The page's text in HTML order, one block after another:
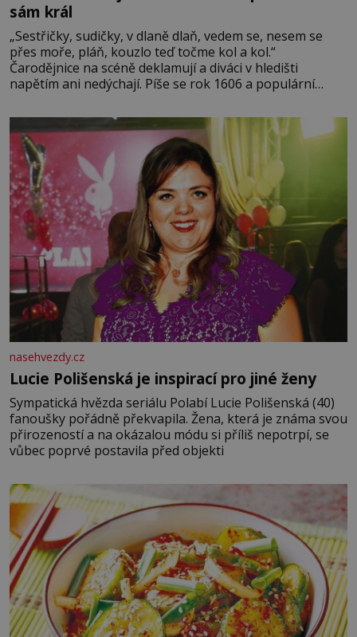
sám král
„Sestřičky, sudičky, v dlaně dlaň, vedem se, nesem se
přes moře, pláň, kouzlo teď točme kol a kol.“
Čarodějnice na scéně deklamují a diváci v hledišti
napětím ani nedýchají. Píše se rok 1606 a populární
Tragédii o Macbethovi. Napsal ji pro krále Jakuba I., jenž
v roce 1603 vystřídal
nasehvezdy.cz
Lucie Polišenská je inspirací pro jiné ženy
Sympatická hvězda seriálu Polabí Lucie Polišenská (40)
fanoušky pořádně překvapila. Žena, která je známa svou
přirozeností a na okázalou módu si příliš nepotrpí, se
vůbec poprvé postavila před objekti